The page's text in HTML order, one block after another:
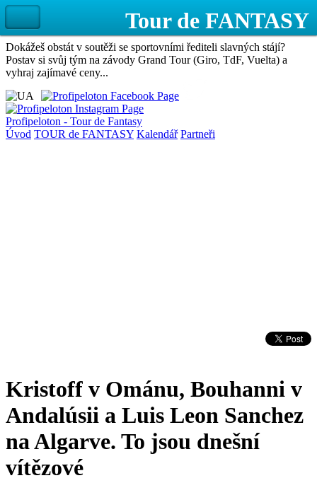
Dokážeš obstát v soutěži se sportovními řediteli slavných stájí?
Postav si svůj tým na závody Grand Tour (Giro, TdF, Vuelta) a
vyhraj zajímavé ceny...
Profipeloton - Tour de Fantasy
Úvod TOUR de FANTASY Kalendář Partneři
Kristoff v Ománu, Bouhanni v
Andalúsii a Luis Leon Sanchez
na Algarve. To jsou dnešní
vítězové